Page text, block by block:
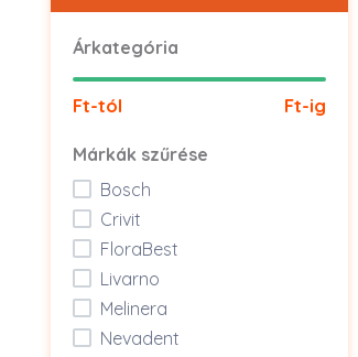
Árkategória
Ft-tól Ft-ig
Márkák szűrése
Bosch
Crivit
FloraBest
Livarno
Melinera
Nevadent